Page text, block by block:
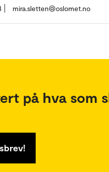
mira.sletten@oslomet.no
på hva som